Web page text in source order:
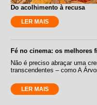
Do acolhimento à recusa
LER MAIS
Fé no cinema: os melhores
Não é preciso abraçar uma
transcendentes – como A
LER MAIS